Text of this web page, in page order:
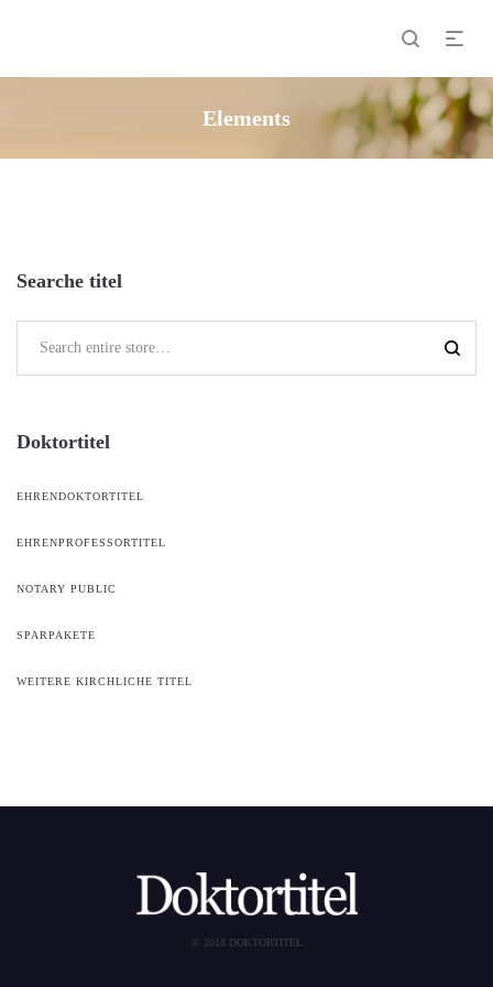
Elements
Searche titel
Doktortitel
EHRENDOKTORTITEL
EHRENPROFESSORTITEL
NOTARY PUBLIC
SPARPAKETE
WEITERE KIRCHLICHE TITEL
© 2018 DOKTORTITEL